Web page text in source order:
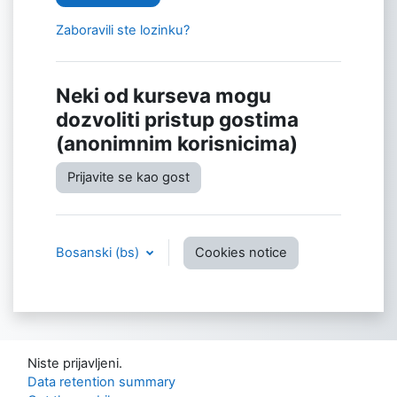
Zaboravili ste lozinku?
Neki od kurseva mogu
dozvoliti pristup gostima
(anonimnim korisnicima)
Prijavite se kao gost
Bosanski ‎(bs)‎ Cookies notice
Niste prijavljeni.
Data retention summary